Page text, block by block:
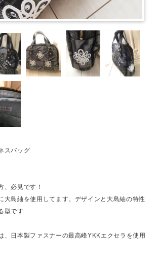
スバッグ
、必見です！
大島紬を使用してます。デザインと大島紬の特性
型です
、日本製ファスナーの最高峰YKKエクセラを使用